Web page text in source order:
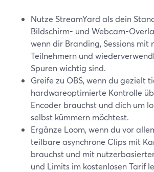
Nutze StreamYard als dein
Bildschirm- und Webcam-
wenn dir Branding, Sessions mit
Teilnehmern und
Spuren wichtig sind.
Greife zu OBS, wenn du gezielt
hardwareoptimierte Kontrolle
Encoder brauchst und dich um
selbst kümmern möchtest.
Ergänze Loom, wenn du vor
teilbare asynchrone Clips mit
brauchst und mit
und Limits im kostenlosen Tarif